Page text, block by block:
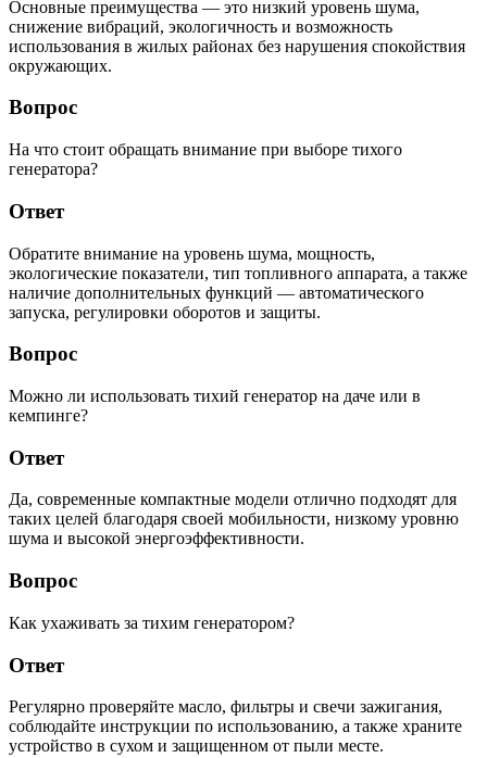
Основные преимущества — это низкий уровень шума,
снижение вибраций, экологичность и возможность
использования в жилых районах без нарушения спокойствия
окружающих.
Вопрос
На что стоит обращать внимание при выборе тихого
генератора?
Ответ
Обратите внимание на уровень шума, мощность,
экологические показатели, тип топливного аппарата, а также
наличие дополнительных функций — автоматического
запуска, регулировки оборотов и защиты.
Вопрос
Можно ли использовать тихий генератор на даче или в
кемпинге?
Ответ
Да, современные компактные модели отлично подходят для
таких целей благодаря своей мобильности, низкому уровню
шума и высокой энергоэффективности.
Вопрос
Как ухаживать за тихим генератором?
Ответ
Регулярно проверяйте масло, фильтры и свечи зажигания,
соблюдайте инструкции по использованию, а также храните
устройство в сухом и защищенном от пыли месте.